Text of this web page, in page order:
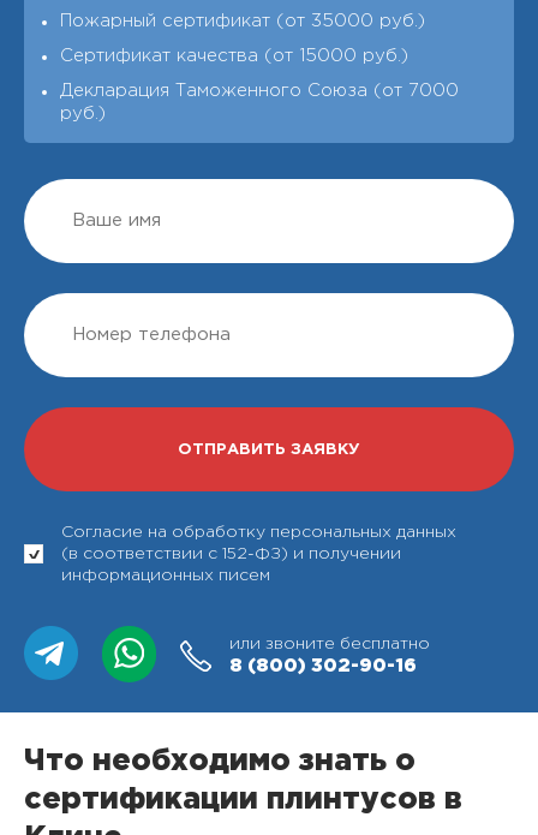
Пожарный сертификат (от 35000 руб.)
Сертификат качества (от 15000 руб.)
Декларация Таможенного Союза (от 7000
руб.)
Согласие на обработку персональных данных
(в соответствии с 152-ФЗ) и получении
информационных писем
или звоните бесплатно
8 (800) 302-90-16
Что необходимо знать о
сертификации плинтусов в